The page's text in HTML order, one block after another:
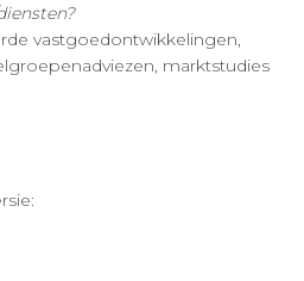
vastgoedontwikkelingen,
marktstudies